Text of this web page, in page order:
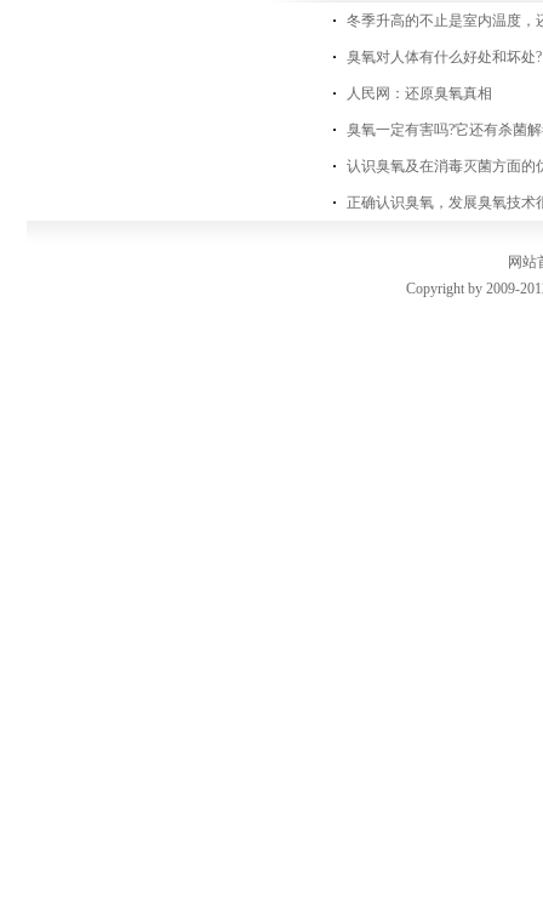
冬季升高的不止是室内温度，
臭氧对人体有什么好处和坏处?
人民网：还原臭氧真相
臭氧一定有害吗?它还有杀菌
认识臭氧及在消毒灭菌方面的
正确认识臭氧，发展臭氧技术
网站
Copyright by 2009-